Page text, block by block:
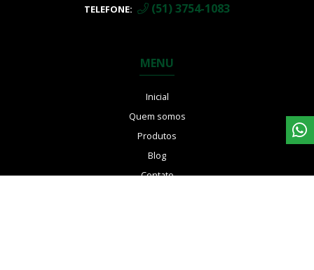
TELEFONE:
(51) 3754-1083
MENU
Inicial
Quem somos
Produtos
Blog
Contato